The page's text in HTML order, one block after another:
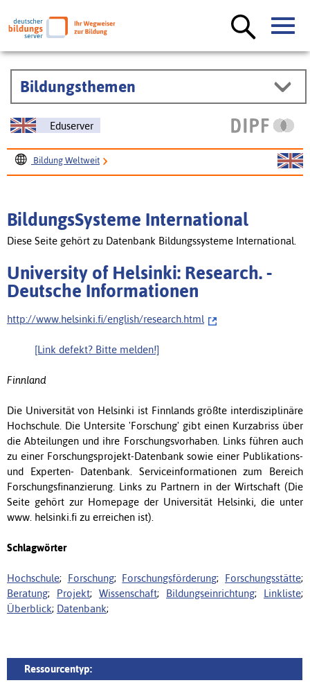
Bildungsthemen
Eduserver
Bildung Weltweit
BildungsSysteme International
Diese Seite gehört zu Datenbank Bildungssysteme International.
University of Helsinki: Research. -
Deutsche Informationen
http://www.helsinki.fi/english/research.html
[Link defekt? Bitte melden!]
Finnland
Die Universität von Helsinki ist Finnlands größte interdisziplinäre
Hochschule. Die Untersite 'Forschung' gibt einen Kurzabriss über
die Abteilungen und ihre Forschungsvorhaben. Links führen auch
zu einer Forschungsprojekt-Datenbank sowie einer Publikations-
und Experten- Datenbank. Serviceinformationen zum Bereich
Forschungsfinanzierung. Links zu Partnern in der Wirtschaft (Die
Seite gehört zur Homepage der Universität Helsinki, die unter
www. helsinki.fi zu erreichen ist).
Schlagwörter
Hochschule; Forschung; Forschungsförderung; Forschungsstätte;
Beratung; Projekt; Wissenschaft; Bildungseinrichtung; Linkliste;
Überblick; Datenbank;
Ressourcentyp: